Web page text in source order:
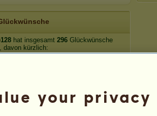
hat insgesamt 296 Glückwünsche
davon kürzlich:
Vor 42 Tagen
your privacy